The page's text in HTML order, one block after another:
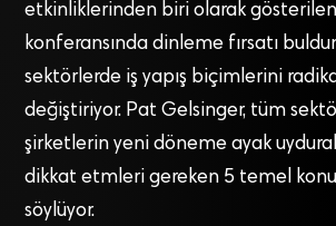
etkinliklerinden biri olarak
konferansında dinleme fırsatı
sektörlerde iş yapış biçimlerini
değiştiriyor. Pat Gelsinger, tüm
şirketlerin yeni döneme ayak
dikkat etmleri gereken 5 temel
söylüyor.